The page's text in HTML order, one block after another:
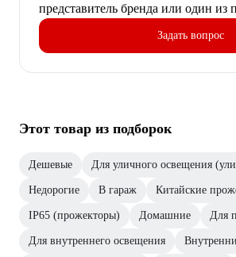
представитель бренда или один из
Задать вопрос
Этот товар из подборок
Дешевые Для уличного освещения
Недорогие В гараж Китайские
IP65 (прожекторы) Домашние Для
Для внутреннего освещения